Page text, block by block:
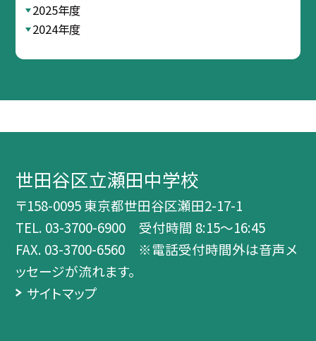
2025年度
2024年度
世田谷区立瀬田中学校
〒158-0095 東京都世田谷区瀬田2-17-1
TEL. 03-3700-6900 受付時間 8:15～16:45
FAX. 03-3700-6560 ※電話受付時間外は音声メ
ッセージが流れます。
サイトマップ